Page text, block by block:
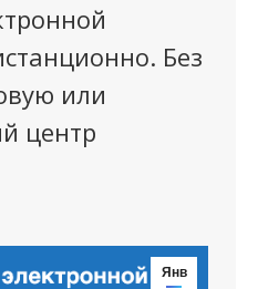
Без
или
центр
Янв